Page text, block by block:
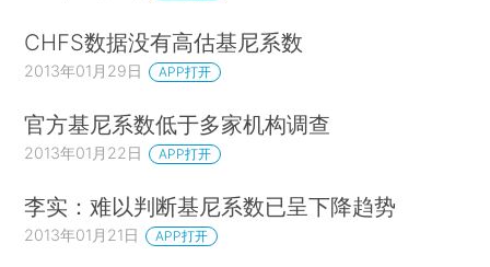
CHFS数据没有高估基尼系数
2013年01月29日 APP打开
官方基尼系数低于多家机构调查
2013年01月22日 APP打开
李实：难以判断基尼系数已呈下降趋势
2013年01月21日 APP打开